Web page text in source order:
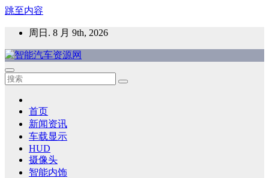
跳至内容
周日. 8 月 9th, 2026
智能汽车资源网
智能表面，智能内饰，新能源汽车，HMI，人车交互，智能车
首页
新闻资讯
车载显示
HUD
摄像头
智能内饰